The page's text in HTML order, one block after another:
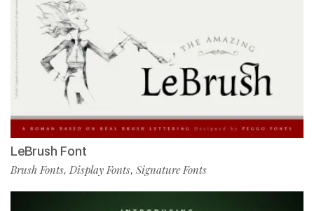
LeBrush Font
Brush Fonts, Display Fonts, Signature Fonts